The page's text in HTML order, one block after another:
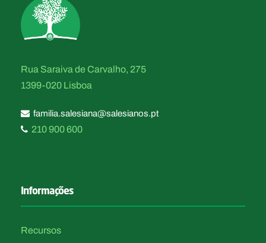
Rua Saraiva de Carvalho, 275
1399-020 Lisboa
familia.salesiana@salesianos.pt
210 900 600
Informações
Recursos